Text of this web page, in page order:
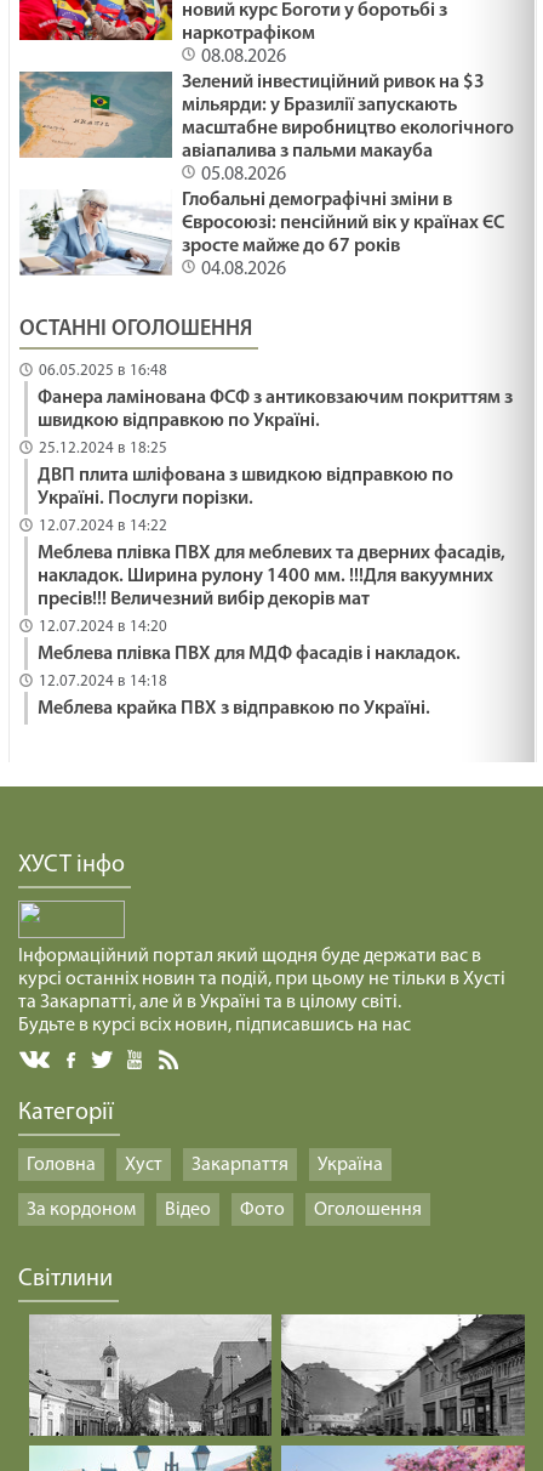
новий курс Боготи у боротьбі з
наркотрафіком
08.08.2026
Зелений інвестиційний ривок на $3
мільярди: у Бразилії запускають
масштабне виробництво екологічного
авіапалива з пальми макауба
05.08.2026
Глобальні демографічні зміни в
Євросоюзі: пенсійний вік у країнах ЄС
зросте майже до 67 років
04.08.2026
ОСТАННІ ОГОЛОШЕННЯ
06.05.2025 в 16:48
Фанера ламінована ФСФ з антиковзаючим покриттям з
швидкою відправкою по Україні.
25.12.2024 в 18:25
ДВП плита шліфована з швидкою відправкою по
Україні. Послуги порізки.
12.07.2024 в 14:22
Меблева плівка ПВХ для меблевих та дверних фасадів,
накладок. Ширина рулону 1400 мм. !!!Для вакуумних
пресів!!! Величезний вибір декорів мат
12.07.2024 в 14:20
Меблева плівка ПВХ для МДФ фасадів і накладок.
12.07.2024 в 14:18
Меблева крайка ПВХ з відправкою по Україні.
ХУСТ інфо
Інформаційний портал який щодня буде держати вас в
курсі останніх новин та подій, при цьому не тільки в Хусті
та Закарпатті, але й в Україні та в цілому світі.
Будьте в курсі всіх новин, підписавшись на нас
Категорії
Головна Хуст Закарпаття Україна
За кордоном Відео Фото Оголошення
Світлини